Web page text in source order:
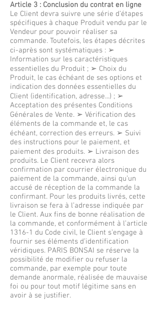
Article 3 : Conclusion du contrat en ligne
Le Client devra suivre une série d’étapes
spécifiques à chaque Produit vendu par le
Vendeur pour pouvoir réaliser sa
commande. Toutefois, les étapes décrites
ci-après sont systématiques : ➢
Information sur les caractéristiques
essentielles du Produit ; ➢ Choix du
Produit, le cas échéant de ses options et
indication des données essentielles du
Client (identification, adresse...) ; ➢
Acceptation des présentes Conditions
Générales de Vente. ➢ Vérification des
éléments de la commande et, le cas
échéant, correction des erreurs. ➢ Suivi
des instructions pour le paiement, et
paiement des produits. ➢ Livraison des
produits. Le Client recevra alors
confirmation par courrier électronique du
paiement de la commande, ainsi qu’un
accusé de réception de la commande la
confirmant. Pour les produits livrés, cette
livraison se fera à l’adresse indiquée par
le Client. Aux fins de bonne réalisation de
la commande, et conformément à l’article
1316-1 du Code civil, le Client s’engage à
fournir ses éléments d’identification
véridiques. PARIS BONSAI se réserve la
possibilité de modifier ou refuser la
commande, par exemple pour toute
demande anormale, réalisée de mauvaise
foi ou pour tout motif légitime sans en
avoir à se justifier.